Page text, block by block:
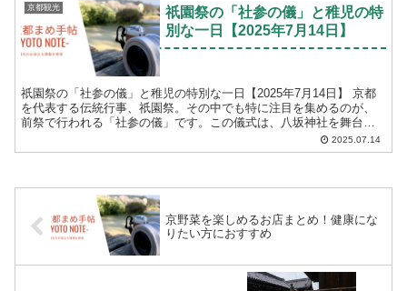
京都観光
祇園祭の「社参の儀」と稚児の特
別な一日【2025年7月14日】
祇園祭の「社参の儀」と稚児の特別な一日【2025年7月14日】 京都
を代表する伝統行事、祇園祭。その中でも特に注目を集めるのが、
前祭で行われる「社参の儀」です。この儀式は、八坂神社を舞台
2025.07.14
京野菜を楽しめるお店まとめ！健康にな
りたい方におすすめ